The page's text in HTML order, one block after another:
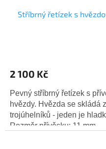
Stříbrný řetízek s
2 100 Kč
Pevný stříbrný řetízek s
hvězdy. Hvězda se skládá
trojúhelníků - jeden je
Rozměr přívěsku: 11 mm...